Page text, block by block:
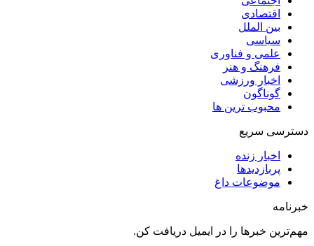
اقتصادی
بین الملل
سیاسی
علمی و فناوری
فرهنگ و هنر
اخبار ورزشی
گوناگون
محبوب ترین ها
دسترسی سریع
اخبار زنده
پربازدیدها
موضوعات داغ
خبرنامه
مهم‌ترین خبرها را در ایمیل دریافت کن.